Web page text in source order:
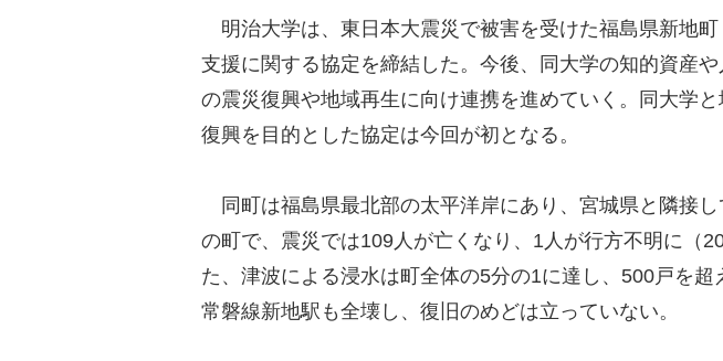
明治大学は、東日本大震災で被害を受けた福島県新地
支援に関する協定を締結した。今後、同大学の知的資産や
の震災復興や地域再生に向け連携を進めていく。同大学
復興を目的とした協定は今回が初となる。
同町は福島県最北部の太平洋岸にあり、宮城県と隣接し
の町で、震災では109人が亡くなり、1人が行方不明に（
た、津波による浸水は町全体の5分の1に達し、500戸を超
常磐線新地駅も全壊し、復旧のめどは立っていない。